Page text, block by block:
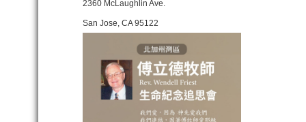
2360 McLaughlin Ave.
San Jose, CA 95122